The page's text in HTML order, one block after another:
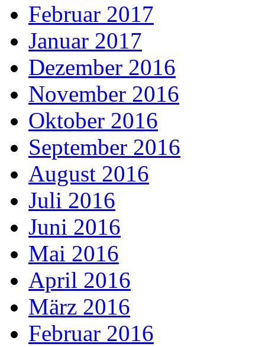
Februar 2017
Januar 2017
Dezember 2016
November 2016
Oktober 2016
September 2016
August 2016
Juli 2016
Juni 2016
Mai 2016
April 2016
März 2016
Februar 2016